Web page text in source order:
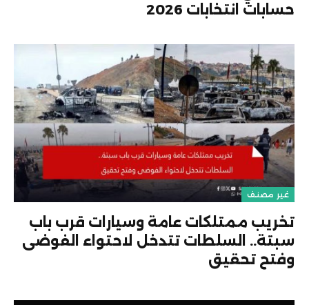
حسابات انتخابات 2026
غير مصنف
تخريب ممتلكات عامة وسيارات قرب باب
سبتة.. السلطات تتدخل لاحتواء الفوضى
وفتح تحقيق